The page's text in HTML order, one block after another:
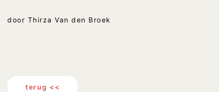
door Thirza Van den Broek
terug <<